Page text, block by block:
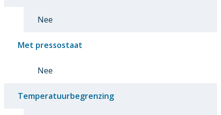
Nee
Met pressostaat
Nee
Temperatuurbegrenzing